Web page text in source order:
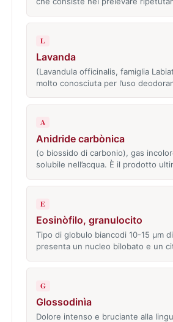
L
Lavanda
(Lavandula officinalis, famiglia
molto conosciuta per l’uso
A
Anidride carbònica
(o biossido di carbonio), gas
solubile nell’acqua. È il prodotto
E
Eosinòfilo, granulocito
Tipo di globulo biancodi 10-15 µm
presenta un nucleo bilobato e un
G
Glossodinìa
Dolore intenso e bruciante alla